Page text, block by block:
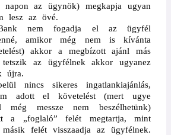
az ügynök) megkapja ugyan
lesz az övé.
nem fogadja el az ügyfél
amikor még nem is kívánta
akkor a megbízott ajánl más
az ügyfélnek akkor ugyanez
újra.
nincs sikeres ingatlankiajánlás,
adott el követelést (mert ugye
még messze nem beszélhetünk)
a „foglaló” felét megtartja, mint
felét visszaadja az ügyfélnek.